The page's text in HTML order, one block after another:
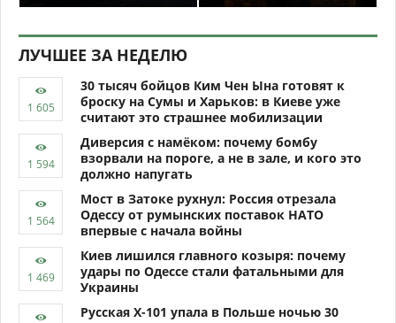
ЛУЧШЕЕ ЗА НЕДЕЛЮ
30 тысяч бойцов Ким Чен Ына готовят к
броску на Сумы и Харьков: в Киеве уже
считают это страшнее мобилизации
Диверсия с намёком: почему бомбу
взорвали на пороге, а не в зале, и кого это
должно напугать
Мост в Затоке рухнул: Россия отрезала
Одессу от румынских поставок НАТО
впервые с начала войны
Киев лишился главного козыря: почему
удары по Одессе стали фатальными для
Украины
Русская Х-101 упала в Польше ночью 30